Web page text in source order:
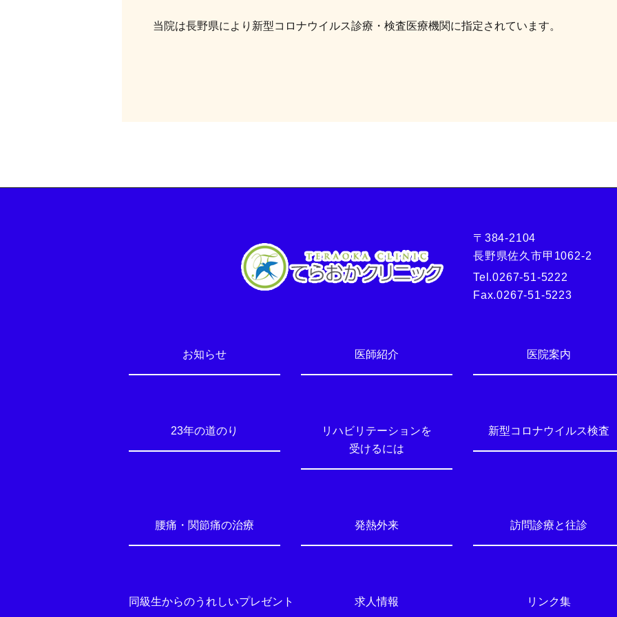
当院は長野県により新型コロナウイルス診療・検査医療機関に指定されています。
〒384-2104
長野県佐久市甲1062-2
Tel.0267-51-5222
Fax.0267-51-5223
お知らせ 医師紹介 医院案内
23年の道のり
リハビリテーションを
受けるには
新型コロナウイルス検査
腰痛・関節痛の治療 発熱外来 訪問診療と往診
同級生からのうれしいプレゼント 求人情報 リンク集